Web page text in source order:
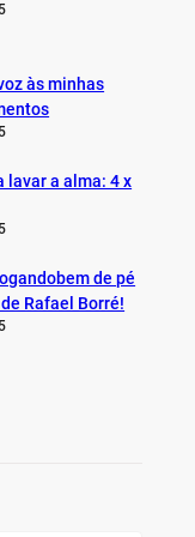
às minhas
lavar a alma: 4 x
de pé
Rafael Borré!